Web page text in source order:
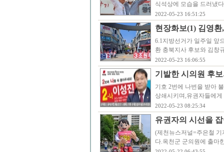
식석상에 모습을 드러냈
2022-05-23 16:51:25
현장화보(1) 김영
6.1지방선거가 일주일 앞
환 충북지사 후보와 김창
2022-05-23 16:06:55
기발한 시의원 후
기호 2번에 나번을 받아
상쇄시키며,유권자들에
2022-05-23 08:25:34
유권자의 시선을
(제천뉴스저널=주은철
다.옥천군 군의원에 출마